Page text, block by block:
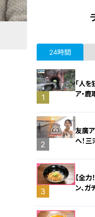
24時間
1
「人
ア・
2
友廣
へ！
3
【全
ン、ガ